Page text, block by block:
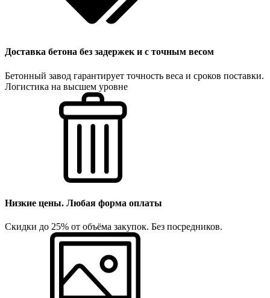
Доставка бетона без задержек и с точным весом
Бетонный завод гарантирует точность веса и сроков поставки.
Логистика на высшем уровне
Низкие цены. Любая форма оплаты
Скидки до 25% от объёма закупок. Без посредников.